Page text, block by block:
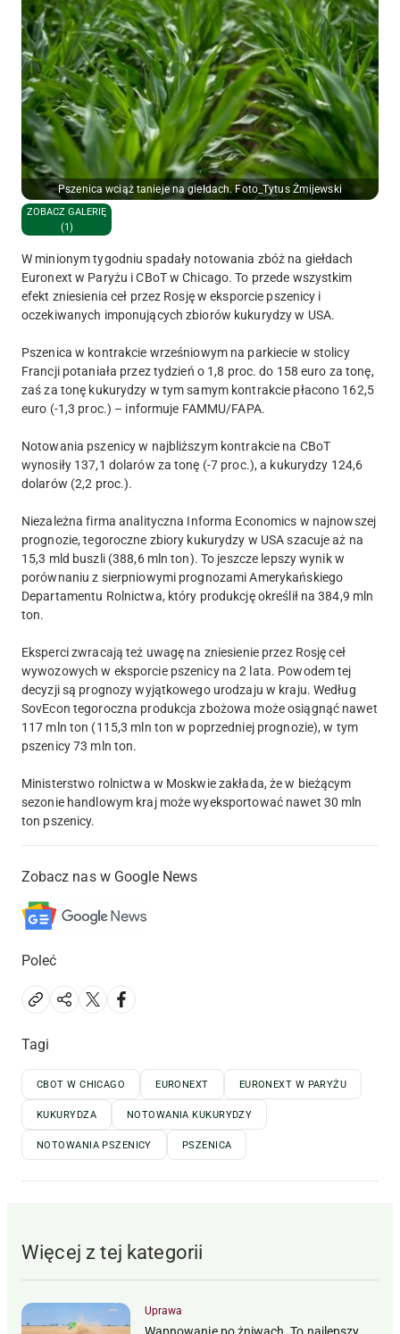
Pszenica wciąż tanieje na giełdach. Foto_Tytus Żmijewski
ZOBACZ GALERIĘ
(1)
W minionym tygodniu spadały notowania zbóż na giełdach
Euronext w Paryżu i CBoT w Chicago. To przede wszystkim
efekt zniesienia ceł przez Rosję w eksporcie pszenicy i
oczekiwanych imponujących zbiorów kukurydzy w USA.
Pszenica w kontrakcie wrześniowym na parkiecie w stolicy
Francji potaniała przez tydzień o 1,8 proc. do 158 euro za tonę,
zaś za tonę kukurydzy w tym samym kontrakcie płacono 162,5
euro (-1,3 proc.) – informuje FAMMU/FAPA.
Notowania pszenicy w najbliższym kontrakcie na CBoT
wynosiły 137,1 dolarów za tonę (-7 proc.), a kukurydzy 124,6
dolarów (2,2 proc.).
Niezależna firma analityczna Informa Economics w najnowszej
prognozie, tegoroczne zbiory kukurydzy w USA szacuje aż na
15,3 mld buszli (388,6 mln ton). To jeszcze lepszy wynik w
porównaniu z sierpniowymi prognozami Amerykańskiego
Departamentu Rolnictwa, który produkcję określił na 384,9 mln
ton.
Eksperci zwracają też uwagę na zniesienie przez Rosję ceł
wywozowych w eksporcie pszenicy na 2 lata. Powodem tej
decyzji są prognozy wyjątkowego urodzaju w kraju. Według
SovEcon tegoroczna produkcja zbożowa może osiągnąć nawet
117 mln ton (115,3 mln ton w poprzedniej prognozie), w tym
pszenicy 73 mln ton.
Ministerstwo rolnictwa w Moskwie zakłada, że w bieżącym
sezonie handlowym kraj może wyeksportować nawet 30 mln
ton pszenicy.
Zobacz nas w Google News
Poleć
Tagi
CBOT W CHICAGO EURONEXT EURONEXT W PARYŻU
KUKURYDZA NOTOWANIA KUKURYDZY
NOTOWANIA PSZENICY PSZENICA
Więcej z tej kategorii
Uprawa